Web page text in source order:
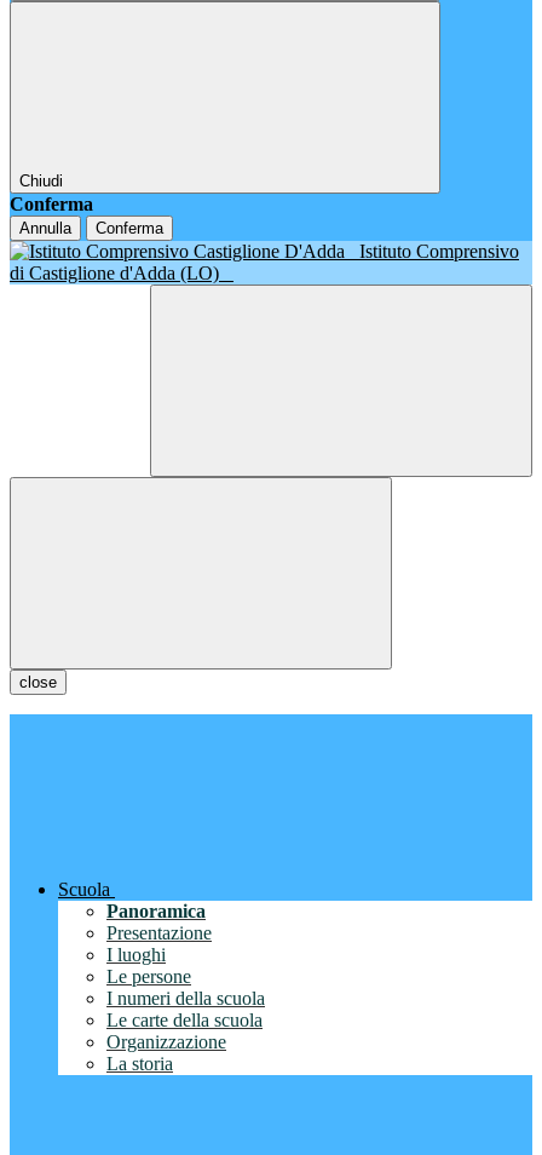
Chiudi
Conferma
Annulla Conferma
Istituto Comprensivo
di Castiglione d'Adda (LO)
close
Scuola
Panoramica
Presentazione
I luoghi
Le persone
I numeri della scuola
Le carte della scuola
Organizzazione
La storia